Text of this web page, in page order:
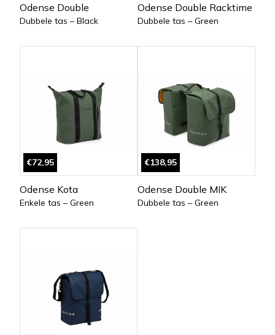
Odense Double
Dubbele tas – Black
Odense Double Racktime
Dubbele tas – Green
€72,95
Odense Kota
Enkele tas – Green
€138,95
Odense Double MIK
Dubbele tas – Green